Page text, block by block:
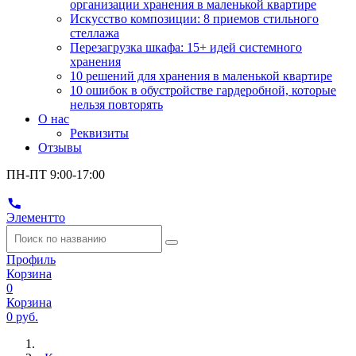
организации хранения в маленькой квартире
Искусство композиции: 8 приемов стильного
стеллажа
Перезагрузка шкафа: 15+ идей системного
хранения
10 решений для хранения в маленькой квартире
10 ошибок в обустройстве гардеробной, которые
нельзя повторять
О нас
Реквизиты
Отзывы
ПН-ПТ 9:00-17:00
Элементто
Профиль
Корзина
0
Корзина
0 руб.